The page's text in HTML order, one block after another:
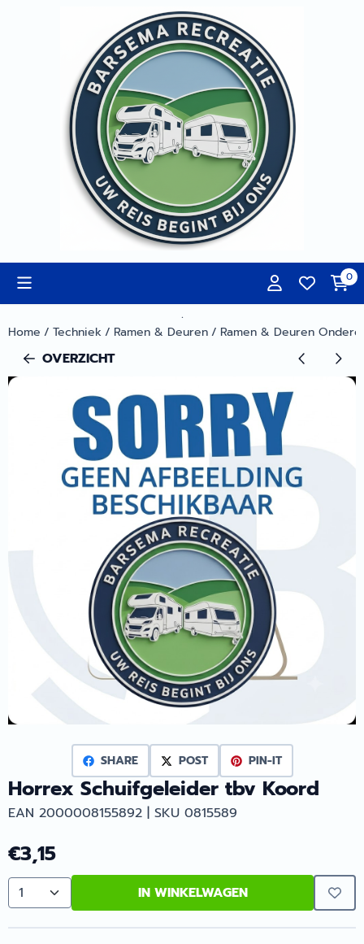
Cookievoorkeuren zijn momenteel gesloten.
0
.
Home / Techniek/ Ramen & Deuren/ Ramen & Deuren
OVERZICHT
SHARE POST PIN-IT
Horrex Schuifgeleider tbv Koord
EAN 2000008155892 | SKU 0815589
€3,15
Aantal IN WINKELWAGEN